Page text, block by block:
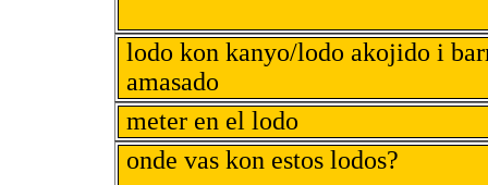
lodo kon kanyo/lodo akojido i
amasado
meter en el lodo
onde vas kon estos lodos?